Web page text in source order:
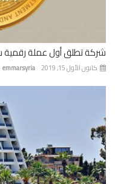
تطلق أول عملة رقمية سورية
emmarsyria الأول 15, 2019